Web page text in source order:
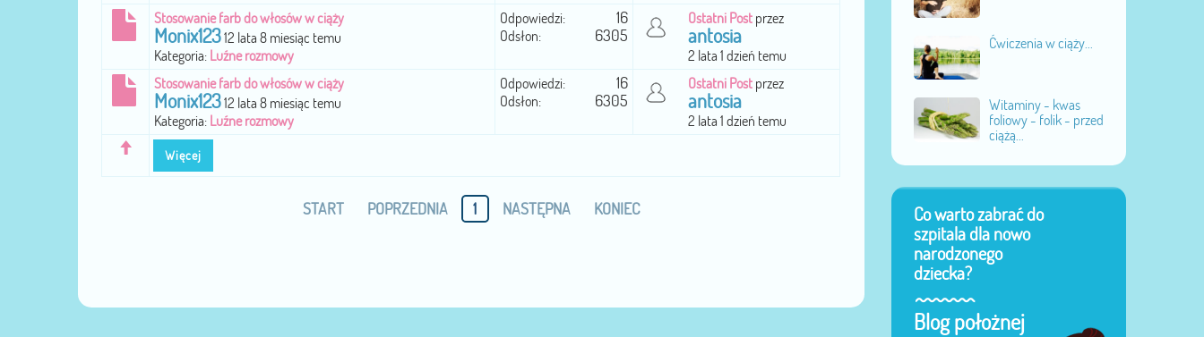
Więcej
Stosowanie farb do włosów w ciąży
Monix12312 lata 8 miesiąc temu
Kategoria: Luźne rozmowy
Odpowiedzi: 16
Odsłon: 6305
Ostatni Post przez
antosia
2 lata 1 dzień temu
Stosowanie farb do włosów w ciąży
Monix12312 lata 8 miesiąc temu
Kategoria: Luźne rozmowy
Odpowiedzi: 16
Odsłon: 6305
Ostatni Post przez
antosia
2 lata 1 dzień temu
START POPRZEDNIA 1 NASTĘPNA KONIEC
Ćwiczenia w ciąży...
Witaminy - kwas
foliowy - folik - przed
ciążą...
Co warto zabrać do
szpitala dla nowo
narodzonego
dziecka?
Blog położnej